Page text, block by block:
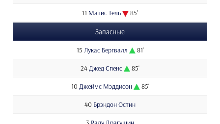
11 Матис Тель 85'
Запасные
15 Лукас Бергвалл 81'
24Джед Спенс 85'
10 Джеймс Мэддисон 85'
40 Брэндон Остин